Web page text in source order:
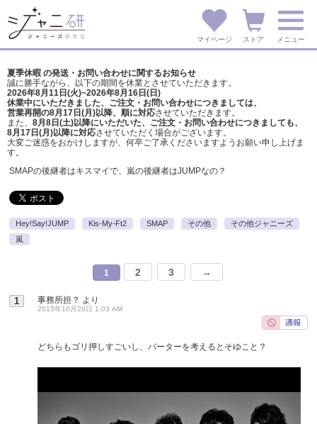
マイページ ストア メニュー
夏季休暇 の発送・お問い合わせに関するお知らせ
誠に勝手ながら、以下の期間を休業とさせていただきます。
2026年8月11日(火)~2026年8月16日(日)
休業中にいただきました、ご注文・お問い合わせにつきましては、
営業再開の8月17日(月)以降、順に対応させていただきます。
また、 8月8日(土)以降にいただいた、ご注文・ お問い合わせにつきましても、
8月17日(月)以降に対応させていただく場合がございます。
大変ご迷惑をおかけしますが、 何卒ご了承くださいますようお願い申し上げま
す。
SMAPの後継者はキスマイで、嵐の後継者はJUMPなの？
Hey!Say!JUMP Kis-My-Ft2 SMAP その他
その他ジャニーズ
嵐
1 2 3 →
1 事務所担？ より
2015年10月20日 1:03 AM
どちらもゴリ押しすごいし、バーターを考えるとそゆこと？